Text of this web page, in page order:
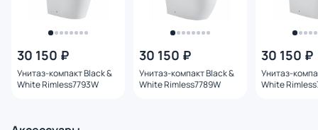
30 150 ₽
Унитаз-компакт Black &
White Rimless7793W
30 150 ₽
Унитаз-компакт Black &
White Rimless7789W
30 150 ₽
Унитаз-
White